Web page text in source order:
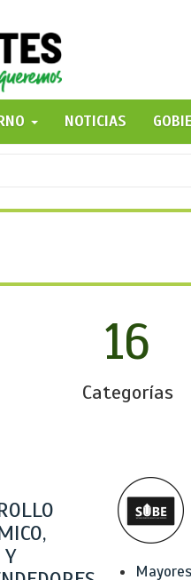
NOTICIAS
16
Categorías